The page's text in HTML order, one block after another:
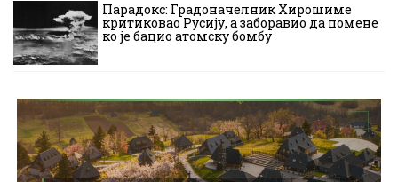
Парадокс: Градоначелник Хирошиме
критиковао Русију, а заборавио да помене
ко је бацио атомску бомбу